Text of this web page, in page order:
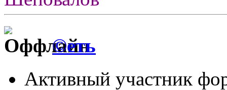
©еть
Активный участник